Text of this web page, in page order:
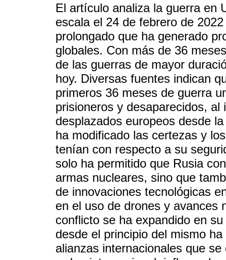
El artículo analiza la guerra en
escala el 24 de febrero de
prolongado que ha generado
globales. Con más de 36
de las guerras de mayor
hoy. Diversas fuentes indican
primeros 36 meses de guerra
prisioneros y desaparecidos,
desplazados europeos desde
ha modificado las certezas y
tenían con respecto a su
solo ha permitido que Rusia
armas nucleares, sino que
de innovaciones tecnológicas
en el uso de drones y avances
conflicto se ha expandido en
desde el principio del mismo
alianzas internacionales que